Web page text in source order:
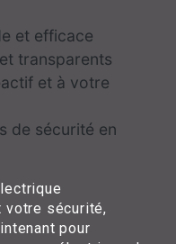
et efficace
transparents
et à votre
de sécurité en
votre sécurité,
pour